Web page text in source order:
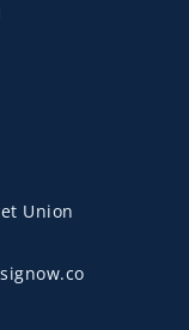
Union